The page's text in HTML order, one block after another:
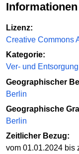
Lizenz:
Creative Commons
Kategorie:
Ver- und Entsorgung
Geographischer
Berlin
Geographische
Berlin
Zeitlicher Bezug:
vom 01.01.2024 bis